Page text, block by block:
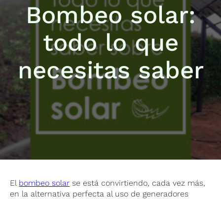
Bombeo solar:
todo lo que
necesitas saber
El bombeo solar se está convirtiendo, cada vez más,
en la alternativa perfecta al uso de generadores